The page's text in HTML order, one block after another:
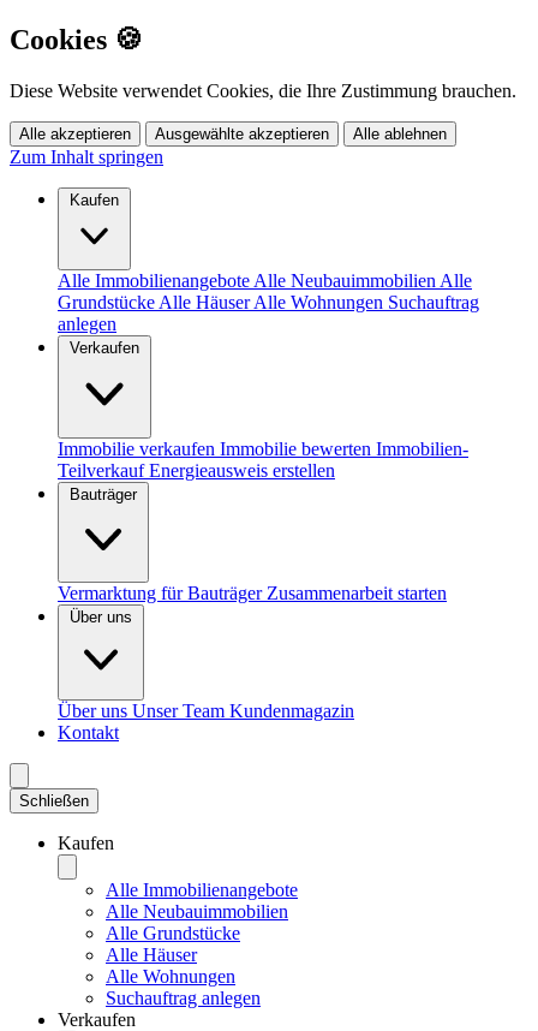
Cookies 🍪
Diese Website verwendet Cookies, die Ihre Zustimmung brauchen.
Alle akzeptieren Ausgewählte akzeptieren Alle ablehnen
Zum Inhalt springen
Kaufen
Alle Immobilienangebote Alle Neubauimmobilien Alle
Grundstücke Alle HäuserAlle Wohnungen Suchauftrag
anlegen
Verkaufen
Immobilie verkaufen Immobilie bewerten Immobilien-
TeilverkaufEnergieausweis erstellen
Bauträger
Vermarktung für Bauträger Zusammenarbeit starten
Über uns
Über uns Unser Team Kundenmagazin
Kontakt
Schließen
Kaufen
Alle Immobilienangebote
Alle Neubauimmobilien
Alle Grundstücke
Alle Häuser
Alle Wohnungen
Suchauftrag anlegen
Verkaufen